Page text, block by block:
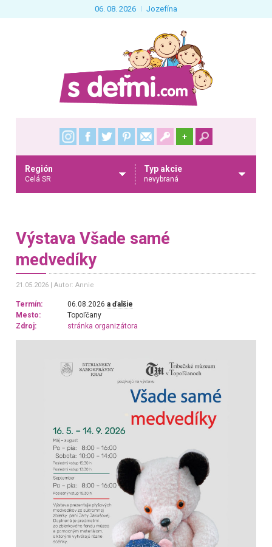
06. 08. 2026 Jozefína
+
Región
Celá SR
Typ akcie
nevybraná
Výstava Všade samé
medvedíky
21.05.2026 Autor: Annie
Termín: 06.08.2026a ďalšie
Mesto:
Topoľčany
Zdroj:
stránka organizátora